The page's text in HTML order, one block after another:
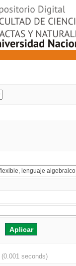
(0.001 seconds)